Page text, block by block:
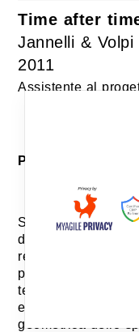
Time after
Jannelli & Volpi
2011
Assistente al
Pattern per carta
Sovente capita di
di una casa la
recente: una mano
parati, oppure un
testimoni di una
geometrica dello